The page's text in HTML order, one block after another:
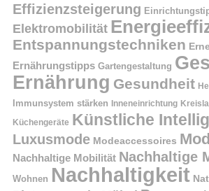
Effizienzsteigerung
Elektromobilität
Entspannungstechniken
Ernährungstipps Gartengestaltung
Ernährung Gesundheit
Immunsystem stärken Inneneinrichtung
Küchengeräte Künstliche
Luxusmode Modeaccessoires
Nachhaltige Mobilität Nachhaltige
Wohnen Nachhaltigkeit